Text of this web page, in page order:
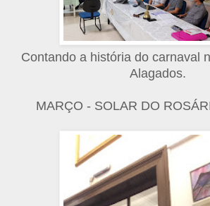
Contando a história do carnaval
Alagados.
MARÇO - SOLAR DO